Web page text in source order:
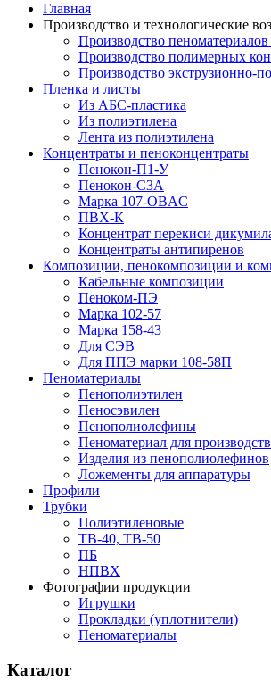
Главная
Производство и технологические
Производство
Производство полимерных
Производство экструзионно-
Пленка и листы
Из АБС-пластика
Из полиэтилена
Лента из полиэтилена
Концентраты и пеноконцентраты
Пенокон-П1-У
Пенокон-С3А
Марка 107-OBAC
ПВХ-К
Концентрат перекиси
Концентраты антипиренов
Композиции, пенокомпозиции и
Кабельные композиции
Пеноком-ПЭ
Марка 102-57
Марка 158-43
Для СЭВ
Для ППЭ марки 108-58П
Пеноматериалы
Пенополиэтилен
Пеносэвилен
Пенополиолефины
Пеноматериал для
Изделия из пенополиолефинов
Ложементы для аппаратуры
Профили
Трубки
Полиэтиленовые
ТВ-40, ТВ-50
ПБ
НПВХ
Фотографии продукции
Игрушки
Прокладки (уплотнители)
Пеноматериалы
Каталог